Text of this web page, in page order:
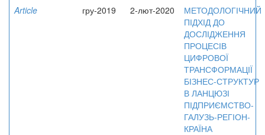
Article гру-2019 2-лют-2020
МЕТОДОЛОГІЧНИЙ
ПІДХІД ДО
ДОСЛІДЖЕННЯ
ПРОЦЕСІВ
ЦИФРОВОЇ
ТРАНСФОРМАЦІЇ
БІЗНЕС-СТРУКТУР
В ЛАНЦЮЗІ
ПІДПРИЄМСТВО-
ГАЛУЗЬ-РЕГІОН-
КРАЇНА